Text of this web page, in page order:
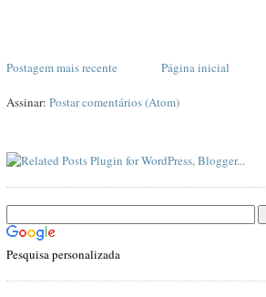
Postagem mais recente Página inicial
Assinar: Postar comentários (Atom)
Pesquisa personalizada